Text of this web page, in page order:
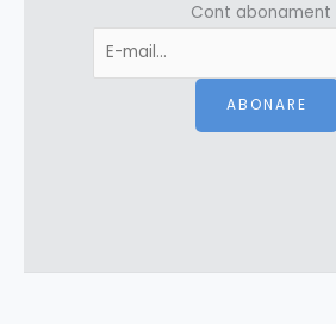
Cont abonament
ABONARE